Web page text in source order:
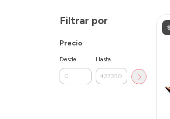
Filtrar por
Precio
Desde Hasta